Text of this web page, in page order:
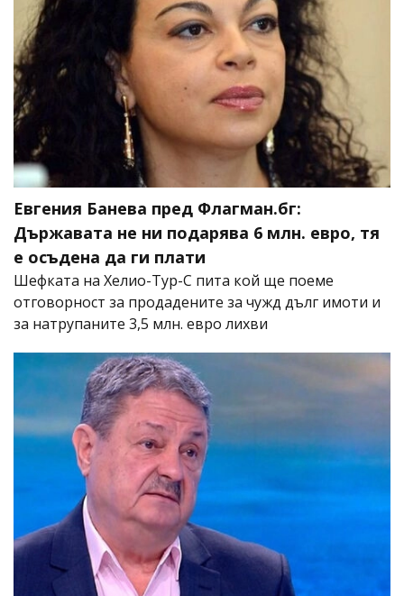
Евгения Банева пред Флагман.бг:
Държавата не ни подарява 6 млн. евро, тя
е осъдена да ги плати
Шефката на Хелио-Тур-С пита кой ще поеме
отговорност за продадените за чужд дълг имоти и
за натрупаните 3,5 млн. евро лихви